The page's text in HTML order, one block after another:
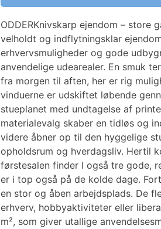
ODDERKnivskarp ejendom –
velholdt og indflytningsklar
erhvervsmuligheder og gode
anvendelige udearealer. En smuk
fra morgen til aften, her er rig
vinduerne er udskiftet løbende
stueplanet med undtagelse af
materialevalg skaber en tidløs og
videre åbner op til den hyggelige
opholdsrum og hverdagsliv. Hertil
førstesalen finder I også tre gode,
er i top også på de kolde dage.
en stor og åben arbejdsplads. De
erhverv, hobbyaktiviteter eller
m², som giver utallige